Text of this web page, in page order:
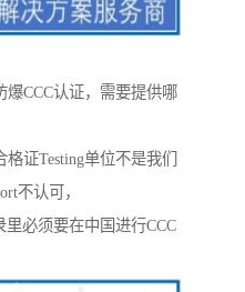
CCC认证，需要提供哪
证Testing单位不是我们
不认可，
里必须要在中国进行CCC